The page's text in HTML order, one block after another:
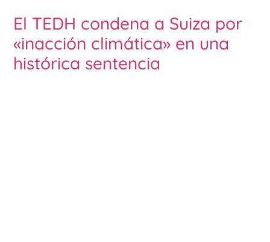
El TEDH condena a Suiza por
«inacción climática» en una
histórica sentencia